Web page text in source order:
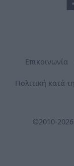
Επικοινωνία
Πολιτική κατά
©2010-